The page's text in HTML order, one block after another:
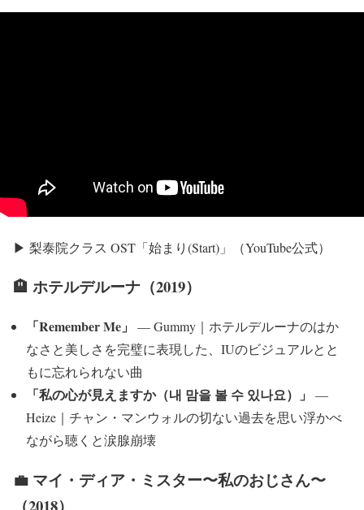
▶ 梨泰院クラス OST「始まり(Start)」（YouTube公式）
🏨 ホテルデルーナ（2019）
「Remember Me」
— Gummy｜ホテルデルーナのはか
なさと美しさを完璧に表現した、IUのビジュアルとと
もに忘れられない曲
「私の心が見えますか（내 맘을 볼 수 있나요）」
—
Heize｜チャン・マンウォルの切ない過去を思い浮かべ
ながら聴くと涙腺崩壊
💼 マイ・ディア・ミスター〜私のおじさん〜
（2018）